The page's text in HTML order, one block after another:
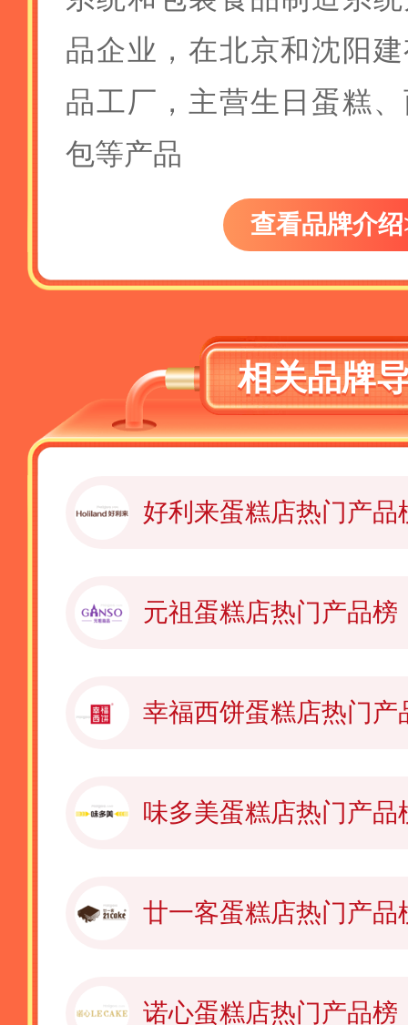
品企业，在北京和沈阳
品工厂，主营生日蛋糕
包等产品
查看品牌介绍
相关品牌
好利来蛋糕店热门产品
元祖蛋糕店热门产品榜
幸福西饼蛋糕店热门产
味多美蛋糕店热门产品
廿一客蛋糕店热门产品
诺心蛋糕店热门产品榜